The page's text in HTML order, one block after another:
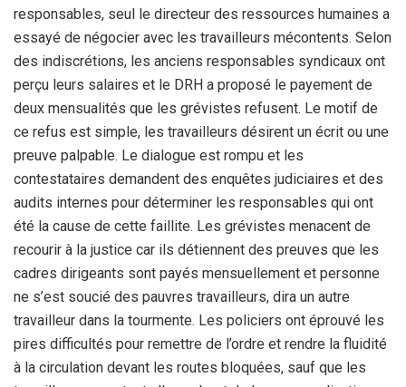
responsables, seul le directeur des ressources humaines a
essayé de négocier avec les travailleurs mécontents. Selon
des indiscrétions, les anciens responsables syndicaux ont
perçu leurs salaires et le DRH a proposé le payement de
deux mensualités que les grévistes refusent. Le motif de
ce refus est simple, les travailleurs désirent un écrit ou une
preuve palpable. Le dialogue est rompu et les
contestataires demandent des enquêtes judiciaires et des
audits internes pour déterminer les responsables qui ont
été la cause de cette faillite. Les grévistes menacent de
recourir à la justice car ils détiennent des preuves que les
cadres dirigeants sont payés mensuellement et personne
ne s’est soucié des pauvres travailleurs, dira un autre
travailleur dans la tourmente. Les policiers ont éprouvé les
pires difficultés pour remettre de l’ordre et rendre la fluidité
à la circulation devant les routes bloquées, sauf que les